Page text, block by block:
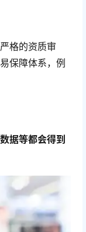
格的资质审
保障体系，例
据等都会得到